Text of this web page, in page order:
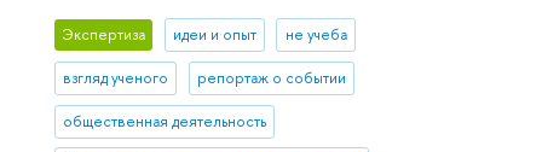
Экспертиза идеи и опыт не учеба
взгляд ученого репортаж о событии
общественная деятельность